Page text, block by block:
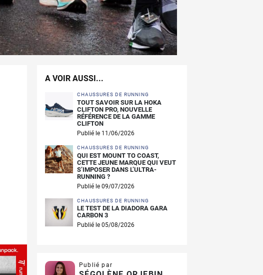
A VOIR AUSSI...
CHAUSSURES DE RUNNING
TOUT SAVOIR SUR LA HOKA
CLIFTON PRO, NOUVELLE
RÉFÉRENCE DE LA GAMME
CLIFTON
Publié le 11/06/2026
CHAUSSURES DE RUNNING
QUI EST MOUNT TO COAST,
CETTE JEUNE MARQUE QUI VEUT
S’IMPOSER DANS L’ULTRA-
RUNNING ?
Publié le 09/07/2026
CHAUSSURES DE RUNNING
LE TEST DE LA DIADORA GARA
CARBON 3
Publié le 05/08/2026
Publié par